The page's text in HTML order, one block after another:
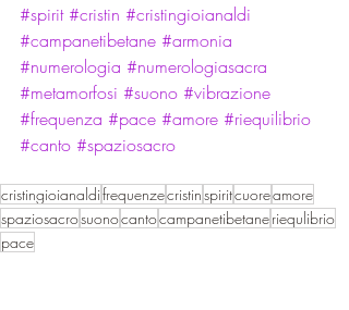
#spirit #cristin #cristingioianaldi
#campanetibetane #armonia
#numerologia #numerologiasacra
#metamorfosi #suono #vibrazione
#frequenza #pace #amore #riequilibrio
#canto #spaziosacro
cristingioianaldifrequenzecristinspiritcuoreamore
spaziosacrosuonocantocampanetibetaneriequlibrio
pace